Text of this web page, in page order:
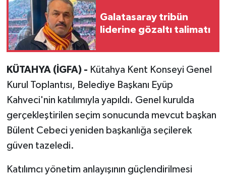
Galatasaray tribün
liderine gözaltı talimatı
KÜTAHYA (İGFA) - Kütahya Kent Konseyi Genel
Kurul Toplantısı, Belediye Başkanı Eyüp
Kahveci'nin katılımıyla yapıldı. Genel kurulda
gerçekleştirilen seçim sonucunda mevcut başkan
Bülent Cebeci yeniden başkanlığa seçilerek
güven tazeledi.
Katılımcı yönetim anlayışının güçlendirilmesi